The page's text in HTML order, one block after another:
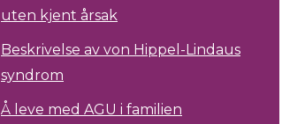
uten kjent årsak
Beskrivelse av von Hippel-Lindaus
syndrom
Å leve med AGU i familien